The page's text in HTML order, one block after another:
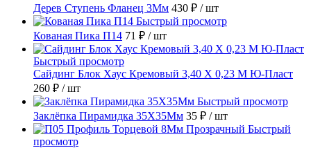
Дерев Ступень Фланец 3Мм 430 ₽ / шт
Быстрый просмотр
Кованая Пика П14 71 ₽ / шт
Быстрый просмотр
Сайдинг Блок Хаус Кремовый 3,40 Х 0,23 М Ю-Пласт
260 ₽ / шт
Быстрый просмотр
Заклёпка Пирамидка 35X35Мм 35 ₽ / шт
Быстрый
просмотр